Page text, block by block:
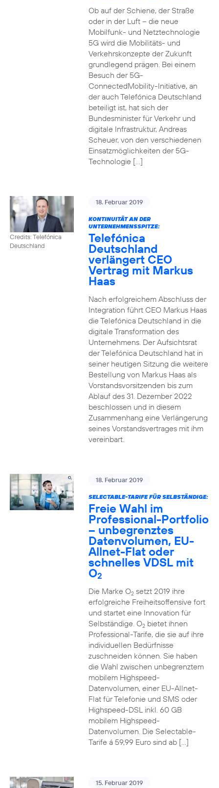
Ob auf der Schiene, der Straße
oder in der Luft – die neue
Mobilfunk- und Netztechnologie
5G wird die Mobilitäts- und
Verkehrskonzepte der Zukunft
grundlegend prägen. Bei einem
Besuch der 5G-
ConnectedMobility-Initiative, an
der auch Telefónica Deutschland
beteiligt ist, hat sich der
Bundesminister für Verkehr und
digitale Infrastruktur, Andreas
Scheuer, von den verschiedenen
Einsatzmöglichkeiten der 5G-
Technologie […]
Credits: Telefónica
Deutschland
18. Februar 2019
KONTINUITÄT AN DER
UNTERNEHMENSSPITZE:
Telefónica
Deutschland
verlängert CEO
Vertrag mit Markus
Haas
Nach erfolgreichem Abschluss der
Integration führt CEO Markus Haas
die Telefónica Deutschland in die
digitale Transformation des
Unternehmens. Der Aufsichtsrat
der Telefónica Deutschland hat in
seiner heutigen Sitzung die weitere
Bestellung von Markus Haas als
Vorstandsvorsitzenden bis zum
Ablauf des 31. Dezember 2022
beschlossen und in diesem
Zusammenhang eine Verlängerung
seines Vorstandsvertrages mit ihm
vereinbart.
18. Februar 2019
SELECTABLE-TARIFE FÜR SELBSTÄNDIGE:
Freie Wahl im
Professional-Portfolio
– unbegrenztes
Datenvolumen, EU-
Allnet-Flat oder
schnelles VDSL mit
O2
Die Marke O2setzt 2019 ihre
erfolgreiche Freiheitsoffensive fort
und startet eine Innovation für
Selbständige. O2bietet ihnen
Professional-Tarife, die sie auf ihre
individuellen Bedürfnisse
zuschneiden können. Sie haben
die Wahl zwischen unbegrenztem
mobilem Highspeed-
Datenvolumen, einer EU-Allnet-
Flat für Telefonie und SMS oder
Highspeed-DSL inkl. 60 GB
mobilem Highspeed-
Datenvolumen. Die Selectable-
Tarife á 59,99 Euro sind ab […]
15. Februar 2019